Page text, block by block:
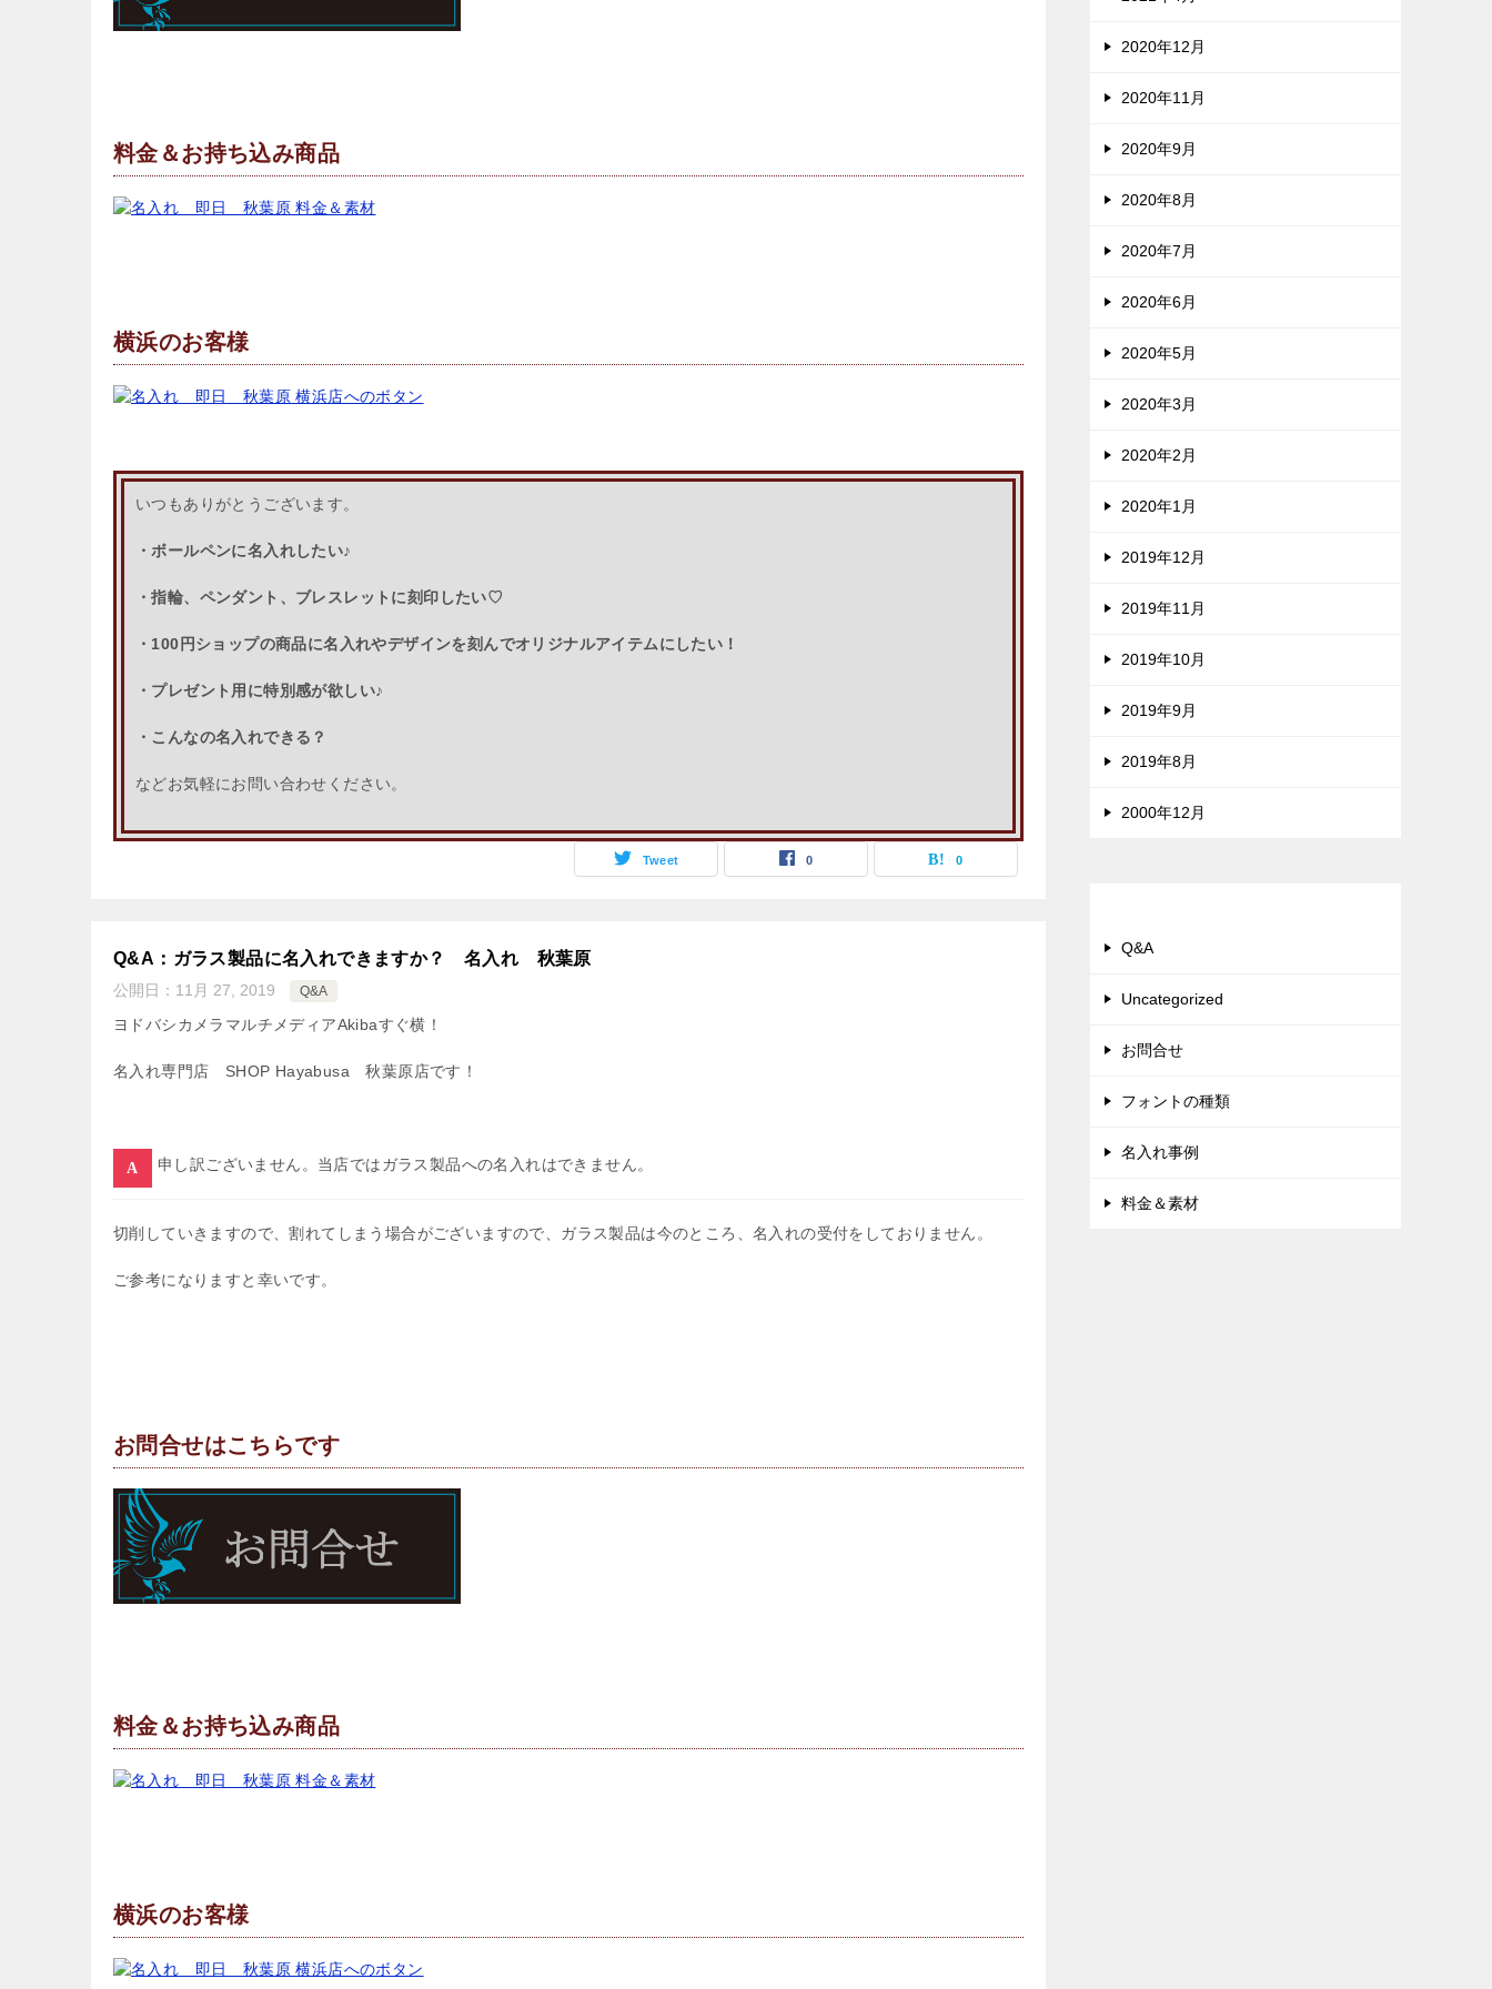
料金＆お持ち込み商品
横浜のお客様
いつもありがとうございます。
・ボールペンに名入れしたい♪
・指輪、ペンダント、ブレスレットに刻印したい♡
・100円ショップの商品に名入れやデザインを刻んでオリジナルアイテムにしたい！
・プレゼント用に特別感が欲しい♪
・こんなの名入れできる？
などお気軽にお問い合わせください。
Tweet 0 0
Q&A：ガラス製品に名入れできますか？ 名入れ 秋葉原
公開日： 11月 27, 2019 Q&A
ヨドバシカメラマルチメディアAkibaすぐ横！
名入れ専門店 SHOP Hayabusa 秋葉原店です！
申し訳ございません。当店ではガラス製品への名入れはできません。
切削していきますので、割れてしまう場合がございますので、ガラス製品は今のところ、名入れの受付をしておりません。
ご参考になりますと幸いです。
お問合せはこちらです
料金＆お持ち込み商品
横浜のお客様
2020年12月
2020年11月
2020年9月
2020年8月
2020年7月
2020年6月
2020年5月
2020年3月
2020年2月
2020年1月
2019年12月
2019年11月
2019年10月
2019年9月
2019年8月
2000年12月
Q&A
Uncategorized
お問合せ
フォントの種類
名入れ事例
料金＆素材